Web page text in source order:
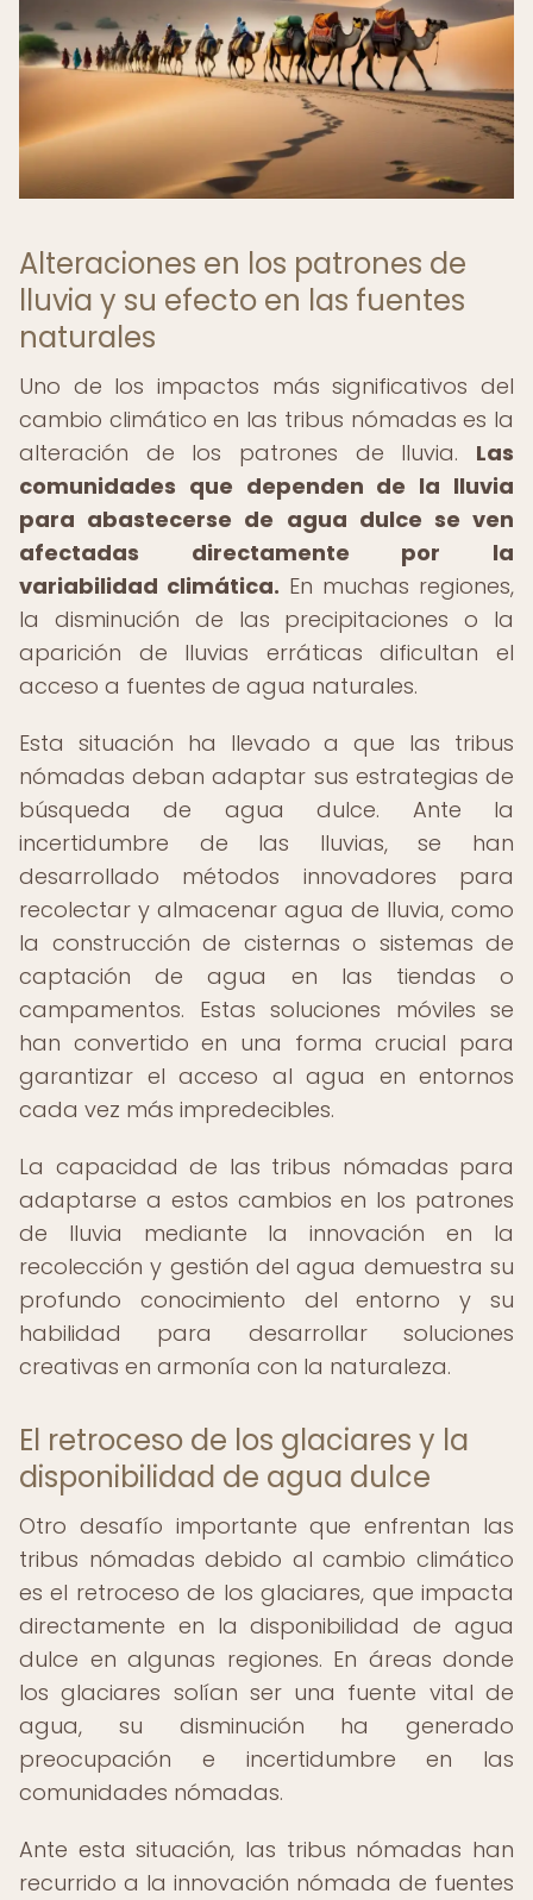
Alteraciones en los patrones de
lluvia y su efecto en las fuentes
naturales
Uno de los impactos más significativos del
cambio climático en las tribus nómadas es la
alteración de los patrones de lluvia. Las
comunidades que dependen de la lluvia
para abastecerse de agua dulce se ven
afectadas directamente por la
variabilidad climática. En muchas regiones,
la disminución de las precipitaciones o la
aparición de lluvias erráticas dificultan el
acceso a fuentes de agua naturales.
Esta situación ha llevado a que las tribus
nómadas deban adaptar sus estrategias de
búsqueda de agua dulce. Ante la
incertidumbre de las lluvias, se han
desarrollado métodos innovadores para
recolectar y almacenar agua de lluvia, como
la construcción de cisternas o sistemas de
captación de agua en las tiendas o
campamentos. Estas soluciones móviles se
han convertido en una forma crucial para
garantizar el acceso al agua en entornos
cada vez más impredecibles.
La capacidad de las tribus nómadas para
adaptarse a estos cambios en los patrones
de lluvia mediante la innovación en la
recolección y gestión del agua demuestra su
profundo conocimiento del entorno y su
habilidad para desarrollar soluciones
creativas en armonía con la naturaleza.
El retroceso de los glaciares y la
disponibilidad de agua dulce
Otro desafío importante que enfrentan las
tribus nómadas debido al cambio climático
es el retroceso de los glaciares, que impacta
directamente en la disponibilidad de agua
dulce en algunas regiones. En áreas donde
los glaciares solían ser una fuente vital de
agua, su disminución ha generado
preocupación e incertidumbre en las
comunidades nómadas.
Ante esta situación, las tribus nómadas han
recurrido a la innovación nómada de fuentes